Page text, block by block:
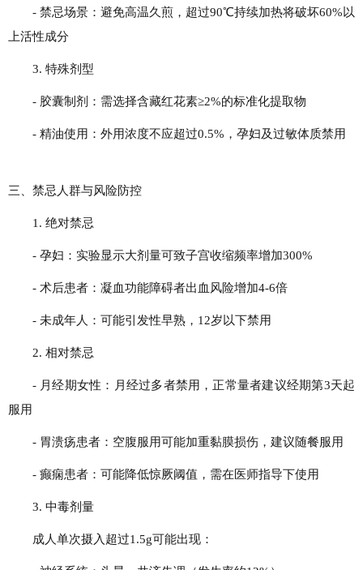
- 禁忌场景：避免高温久煎，超过90℃持续加热将破坏60%以
上活性成分
3. 特殊剂型
- 胶囊制剂：需选择含藏红花素≥2%的标准化提取物
- 精油使用：外用浓度不应超过0.5%，孕妇及过敏体质禁用
三、禁忌人群与风险防控
1. 绝对禁忌
- 孕妇：实验显示大剂量可致子宫收缩频率增加300%
- 术后患者：凝血功能障碍者出血风险增加4-6倍
- 未成年人：可能引发性早熟，12岁以下禁用
2. 相对禁忌
- 月经期女性：月经过多者禁用，正常量者建议经期第3天起
服用
- 胃溃疡患者：空腹服用可能加重黏膜损伤，建议随餐服用
- 癫痫患者：可能降低惊厥阈值，需在医师指导下使用
3. 中毒剂量
成人单次摄入超过1.5g可能出现：